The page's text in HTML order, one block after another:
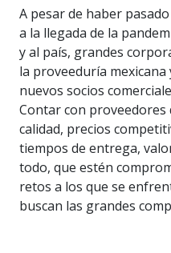
A pesar de haber
a la llegada de la
y al país, grandes
la proveeduría
nuevos socios
Contar con
calidad, precios
tiempos de entrega,
todo, que estén
retos a los que se
buscan las grandes